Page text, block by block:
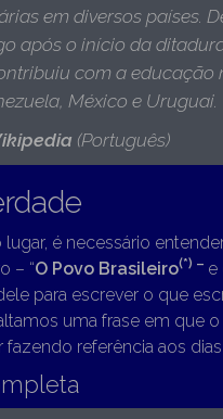
em diversos países.
após o início da
com a educação
México e Uruguai
(Português)
lugar, é necessário
– “O Povo Brasileiro(*) – e
para escrever o que
uma frase em que
fazendo referência aos dias